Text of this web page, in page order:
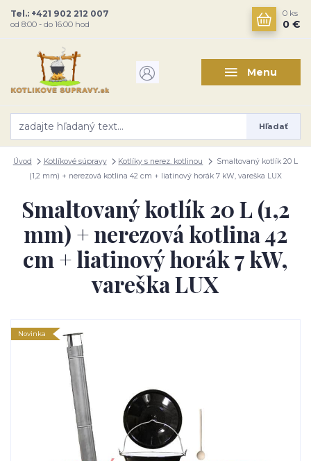
Menu
Hľadať
Tel.: +421 902 212 007
od 8:00 - do 16:00 hod
0 ks
0 €
Úvod Kotlíkové súpravy Kotlíky s nerez. kotlinou
Smaltovaný kotlík 20 L
(1,2 mm) + nerezová kotlina 42 cm + liatinový horák 7 kW, vareška LUX
Smaltovaný kotlík 20 L (1,2
mm) + nerezová kotlina 42
cm + liatinový horák 7 kW,
vareška LUX
Novinka